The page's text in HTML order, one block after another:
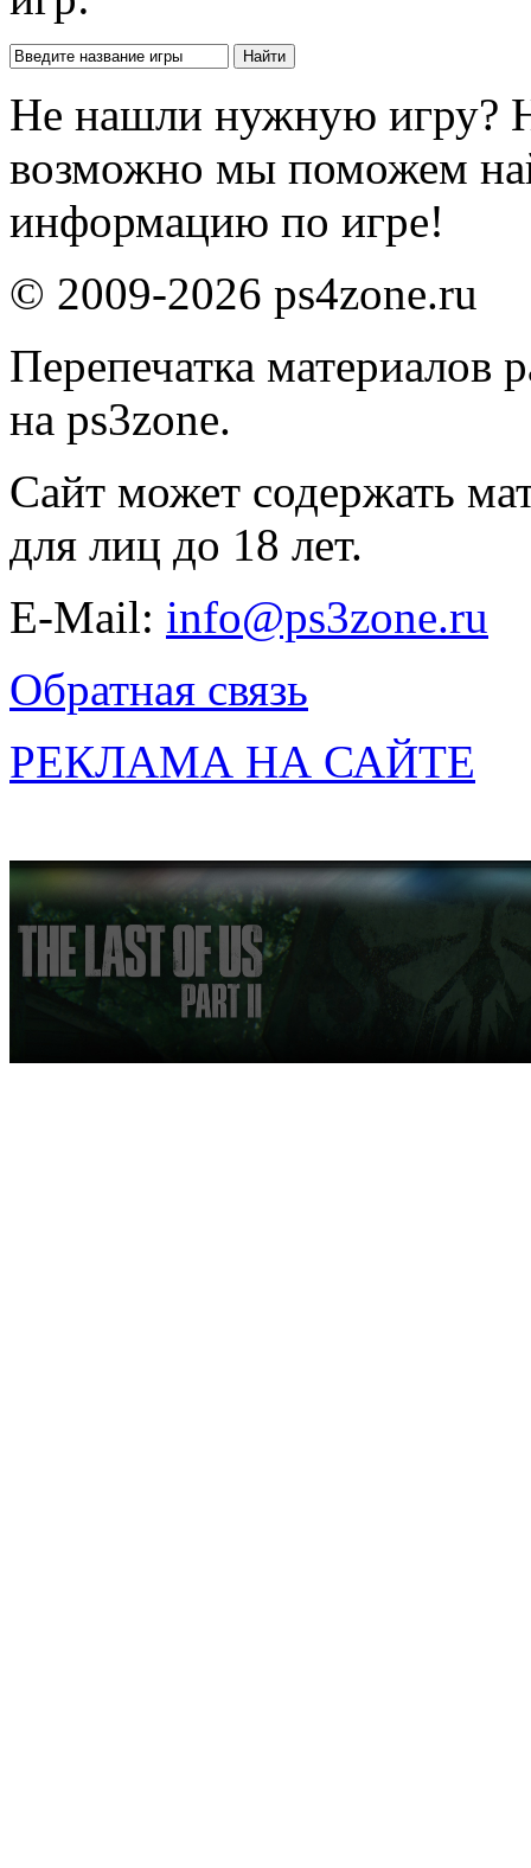
Не нашли нужную игру?
возможно мы поможем
информацию по игре!
© 2009-2026 ps4zone.ru
Перепечатка материалов
на ps3zone.
Сайт может содержать
для лиц до 18 лет.
E-Mail: info@ps3zone.ru
Обратная связь
РЕКЛАМА НА САЙТЕ